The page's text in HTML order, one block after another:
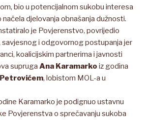
bio u potencijalnom sukobu interesa
djelovanja obnašanja dužnosti.
je Povjerenstvo, povrijedio
i odgovornog postupanja jer
koalicijskim partnerima i javnosti
supruga Ana Karamarko iz godina
, lobistom MOL-a u
Karamarko je podignuo ustavnu
Povjerenstva o sprečavanju sukoba